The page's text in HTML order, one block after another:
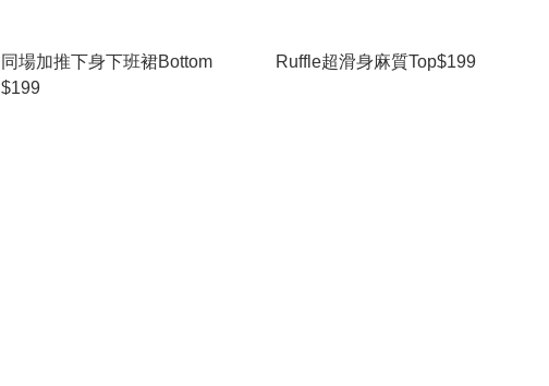
同場加推下身下班裙Bottom
$199
Ruffle超滑身麻質Top$199